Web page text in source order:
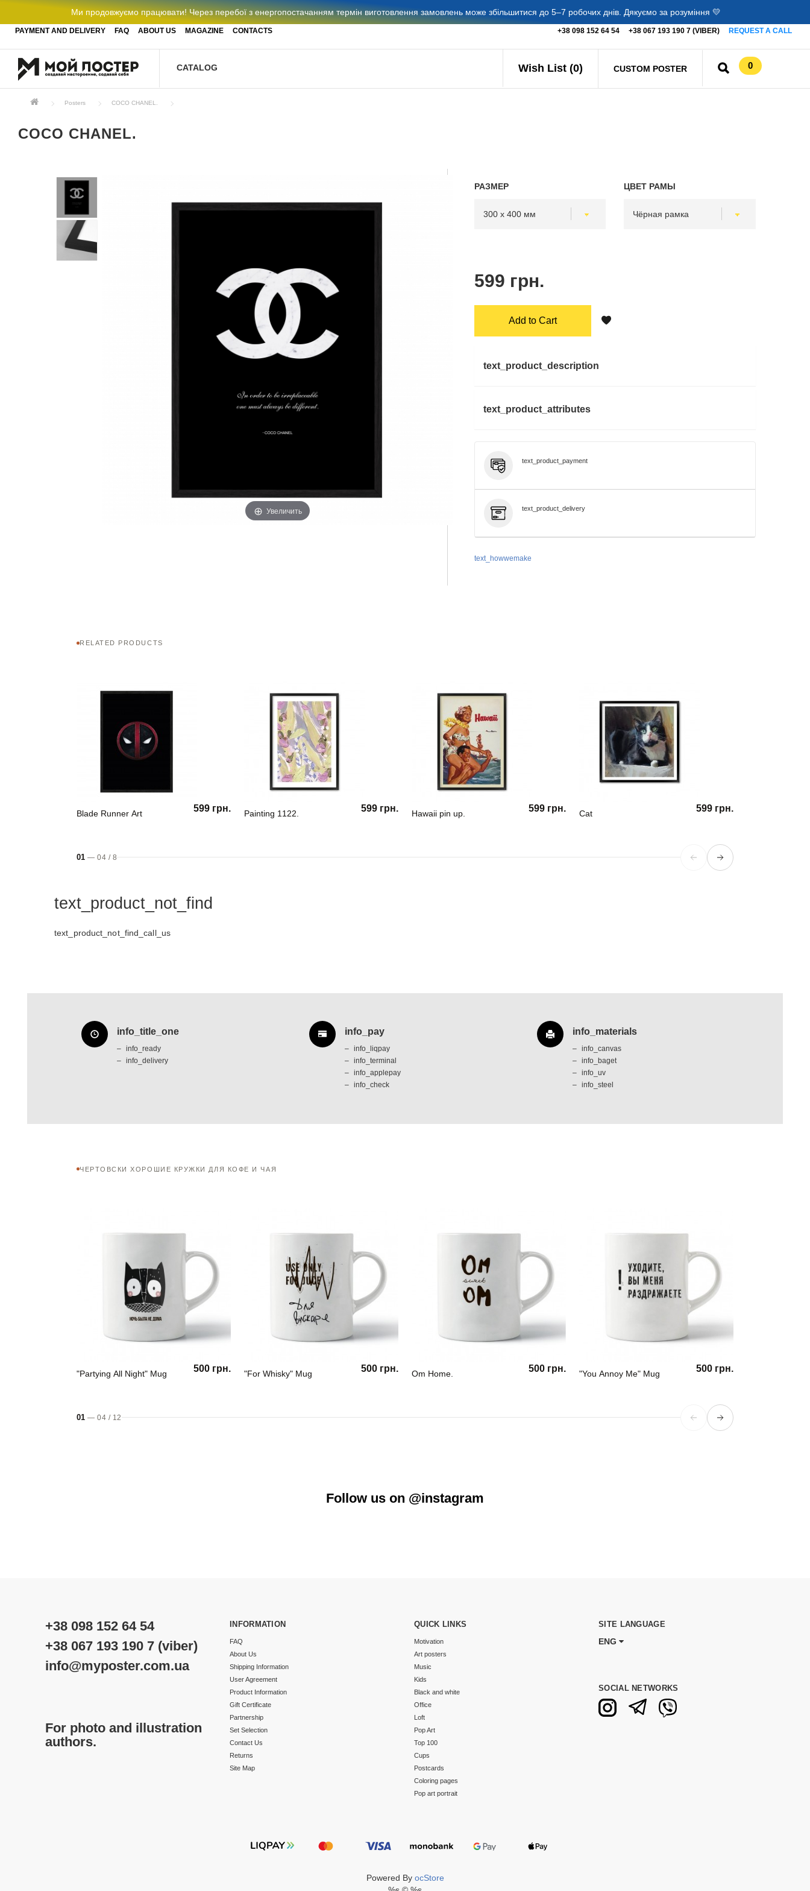
Ми продовжуємо працювати! Через перебої з енергопостачанням термін виготовлення замовлень може збільшитися до 5–7 робочих днів. Дякуємо за розуміння 💛
PAYMENT AND DELIVERY FAQ ABOUT US MAGAZINE CONTACTS +38 098 152 64 54 +38 067 193 190 7 (VIBER) REQUEST A CALL
CATALOG Wish List (0) CUSTOM POSTER 0
Posters COCO CHANEL.
COCO CHANEL.
Увеличить
РАЗМЕР ЦВЕТ РАМЫ
599 грн.
Add to Cart
text_product_description
text_product_attributes
text_product_payment
text_product_delivery
text_howwemake
RELATED PRODUCTS
Blade Runner Art 599 грн. Painting 1122. 599 грн. Hawaii pin up. 599 грн. Cat 599 грн.
01 —04 / 8
text_product_not_find
text_product_not_find_call_us
info_title_one
info_ready
info_delivery
info_pay
info_liqpay
info_terminal
info_applepay
info_check
info_materials
info_canvas
info_baget
info_uv
info_steel
ЧЕРТОВСКИ ХОРОШИЕ КРУЖКИ ДЛЯ КОФЕ И ЧАЯ
"Partying All Night" Mug 500 грн. "For Whisky" Mug 500 грн. Om Home. 500 грн. "You Annoy Me" Mug 500 грн.
01 —04 / 12
Follow us on @instagram
+38 098 152 64 54
+38 067 193 190 7 (viber)
info@myposter.com.ua
For photo and illustration
authors.
INFORMATION
FAQ
About Us
Shipping Information
User Agreement
Product Information
Gift Certificate
Partnership
Set Selection
Contact Us
Returns
Site Map
QUICK LINKS
Motivation
Art posters
Music
Kids
Black and white
Office
Loft
Pop Art
Top 100
Cups
Postcards
Coloring pages
Pop art portrait
SITE LANGUAGE
ENG
SOCIAL NETWORKS
Powered By ocStore